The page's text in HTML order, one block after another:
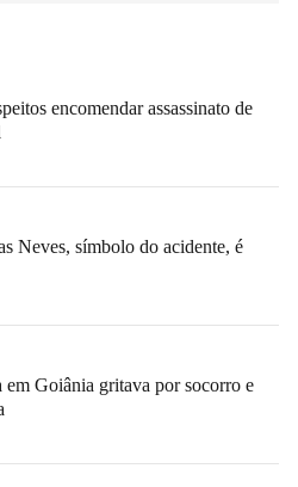
encomendar assassinato de
Neves, símbolo do acidente, é
em Goiânia gritava por socorro e